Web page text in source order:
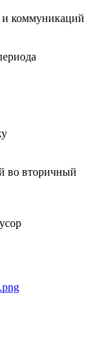
и коммуникаций
во вторичный